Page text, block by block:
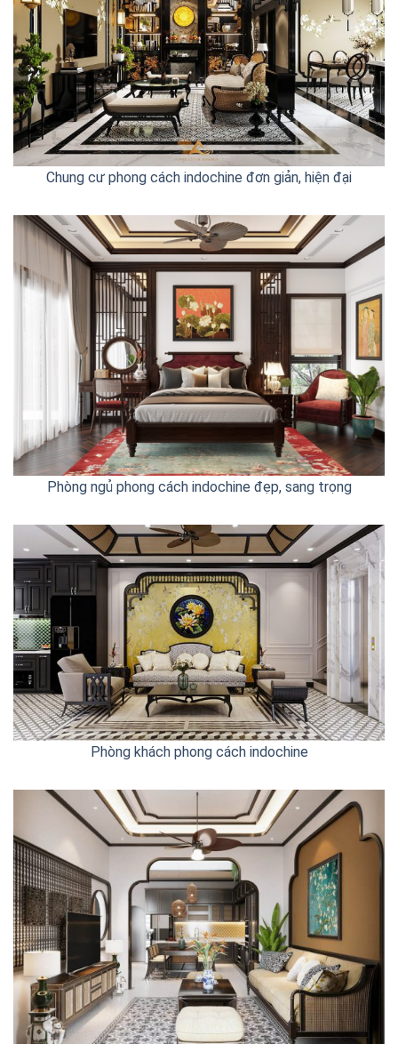
Chung cư phong cách indochine đơn giản, hiện đại
Phòng ngủ phong cách indochine đẹp, sang trọng
Phòng khách phong cách indochine